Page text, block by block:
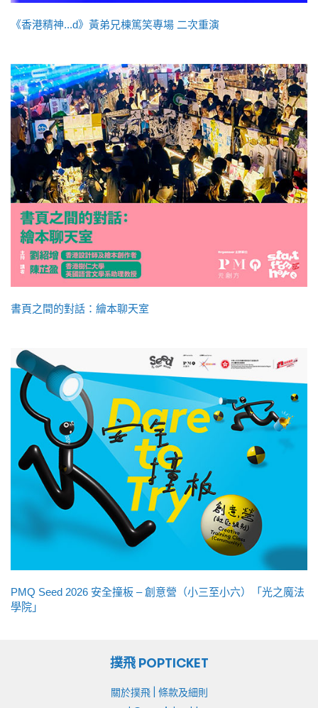
《香港精神...d》黃弟兄棟篤笑專場 二次重演
書頁之間的對話：繪本聊天室
PMQ Seed 2026 安全撞板 – 創意營（小三至小六）「光之魔法
學院」
撲飛 POPTICKET
關於撲飛| 條款及細則